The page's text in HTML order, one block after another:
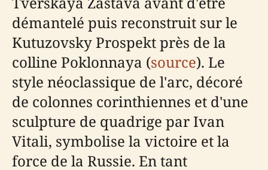
démantelé puis reconstruit sur le
Kutuzovsky Prospekt près de la
colline Poklonnaya (source). Le
style néoclassique de l'arc, décoré
de colonnes corinthiennes et d'une
sculpture de quadrige par Ivan
Vitali, symbolise la victoire et la
force de la Russie. En tant